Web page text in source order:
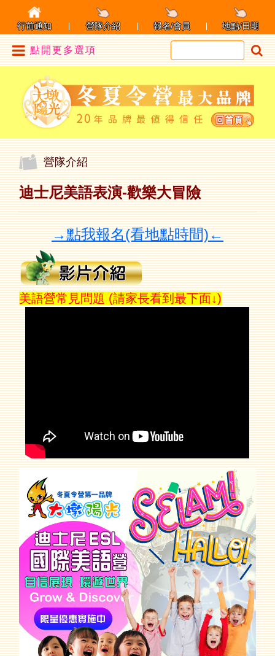
點開更多選項
行前通知 營隊介紹 報名/會員 地點/日期
營隊介紹
迪士尼美語表演-歡樂大冒險
→點我報名(看地點時間)←
美語營常見問題 (請家長看到最下面↓)